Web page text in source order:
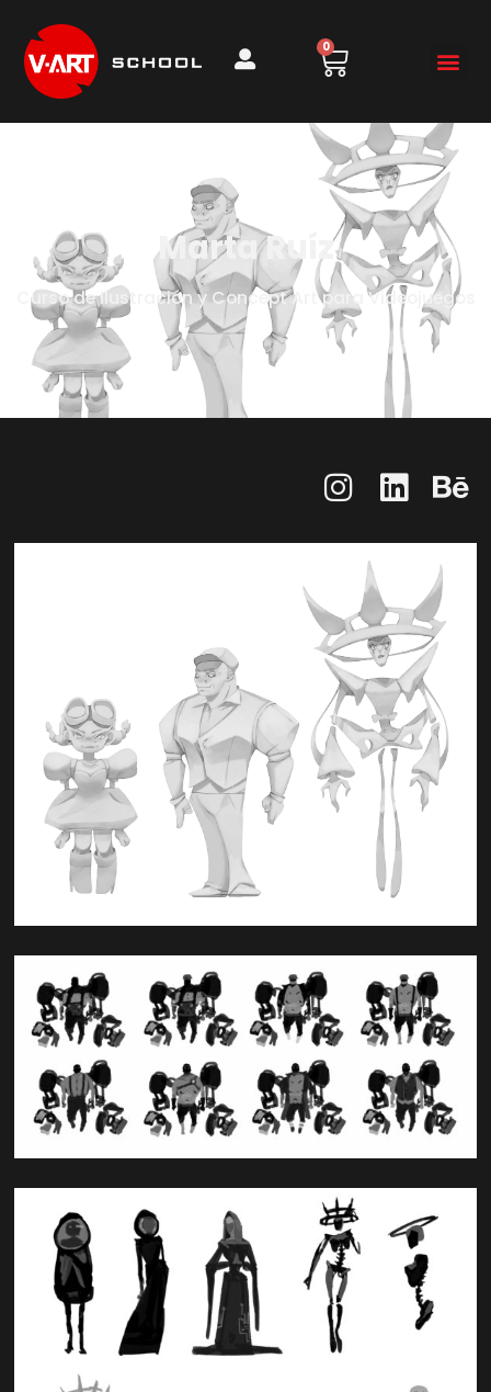
0
Marta Ruíz
Curso de Ilustración y Concept Art para Videojuegos